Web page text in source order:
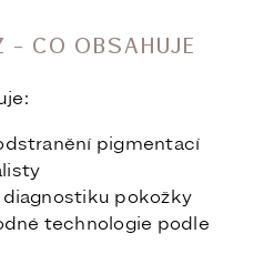
– CO OBSAHUJE
pigmentací
pokožky
technologie podle